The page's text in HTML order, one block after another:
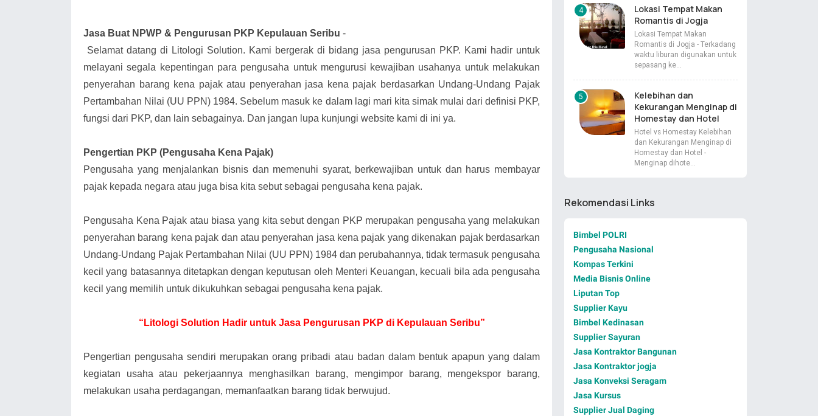
Jasa Buat NPWP & Pengurusan PKP Kepulauan Seribu -
Selamat datang di Litologi Solution. Kami bergerak di bidang jasa pengurusan PKP. Kami hadir untuk
melayani segala kepentingan para pengusaha untuk mengurusi kewajiban usahanya untuk melakukan
penyerahan barang kena pajak atau penyerahan jasa kena pajak berdasarkan Undang-Undang Pajak
Pertambahan Nilai (UU PPN) 1984. Sebelum masuk ke dalam lagi mari kita simak mulai dari definisi PKP,
fungsi dari PKP, dan lain sebagainya. Dan jangan lupa kunjungi website kami di ini ya.
Pengertian PKP (Pengusaha Kena Pajak)
Pengusaha yang menjalankan bisnis dan memenuhi syarat, berkewajiban untuk dan harus membayar
pajak kepada negara atau juga bisa kita sebut sebagai pengusaha kena pajak.
Pengusaha Kena Pajak atau biasa yang kita sebut dengan PKP merupakan pengusaha yang melakukan
penyerahan barang kena pajak dan atau penyerahan jasa kena pajak yang dikenakan pajak berdasarkan
Undang-Undang Pajak Pertambahan Nilai (UU PPN) 1984 dan perubahannya, tidak termasuk pengusaha
kecil yang batasannya ditetapkan dengan keputusan oleh Menteri Keuangan, kecuali bila ada pengusaha
kecil yang memilih untuk dikukuhkan sebagai pengusaha kena pajak.
“Litologi Solution Hadir untuk Jasa Pengurusan PKP di Kepulauan Seribu”
Pengertian pengusaha sendiri merupakan orang pribadi atau badan dalam bentuk apapun yang dalam
kegiatan usaha atau pekerjaannya menghasilkan barang, mengimpor barang, mengekspor barang,
melakukan usaha perdagangan, memanfaatkan barang tidak berwujud.
Lokasi Tempat Makan
Romantis di Jogja
Lokasi Tempat Makan
Romantis di Jogja - Terkadang
waktu liburan digunakan untuk
sepasang ke…
Kelebihan dan
Kekurangan Menginap di
Homestay dan Hotel
Hotel vs Homestay Kelebihan
dan Kekurangan Menginap di
Homestay dan Hotel -
Menginap dihote…
Rekomendasi Links
Bimbel POLRI
Pengusaha Nasional
Kompas Terkini
Media Bisnis Online
Liputan Top
Supplier Kayu
Bimbel Kedinasan
Supplier Sayuran
Jasa Kontraktor Bangunan
Jasa Kontraktor jogja
Jasa Konveksi Seragam
Jasa Kursus
Supplier Jual Daging